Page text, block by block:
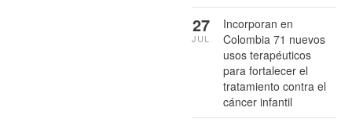
Incorporan en
Colombia 71 nuevos
usos terapéuticos
para fortalecer el
tratamiento contra el
cáncer infantil
27
JUL